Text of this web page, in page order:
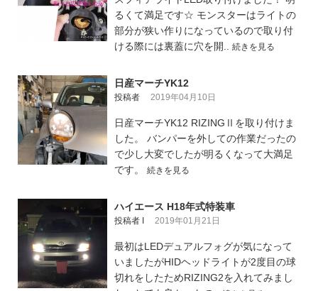
るくて満足です☆ モンスターはライトの
部分が狭い作りになっているので取り付
ける際には裏蓋に穴を開.. 続きを見る
日産マーチYK12
投稿者 2019年04月10日
日産マーチYK12 RIZINGⅡを取り付けま
した。 バンパーを外しての作業だったの
で少し大変でしたが明るくなって大満足
です。 続きを見る
ハイエース H18年式特装車
投稿者 I 2019年01月21日
最初はLEDデュアルフォグが気になって
いましたがHIDヘッドライトが2度目の球
切れをしたためRIZING2を入れてみまし